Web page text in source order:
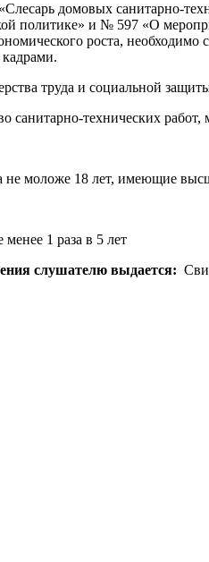
домовых санитарно-
политике» и № 597 «О
роста,
труда и социальной
санитарно-технических
не моложе 18 лет, имеющие
менее 1 раза в 5 лет
слушателю выдается: